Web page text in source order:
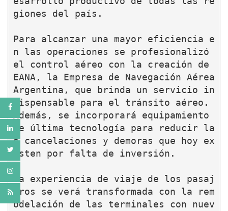
giones del país.
Para alcanzar una mayor eficiencia e
n las operaciones se profesionalizó
el control aéreo con la creación de
EANA, la Empresa de Navegación Aérea
Argentina, que brinda un servicio in
dispensable para el tránsito aéreo.
Además, se incorporará equipamiento
de última tecnología para reducir la
s cancelaciones y demoras que hoy ex
isten por falta de inversión.
La experiencia de viaje de los pasaj
eros se verá transformada con la rem
odelación de las terminales con nuev